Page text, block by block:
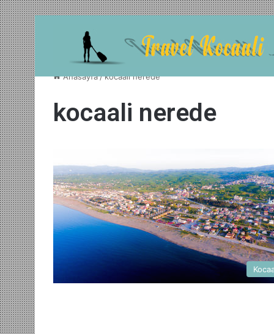
Anasayfa/kocaali nerede
kocaali nerede